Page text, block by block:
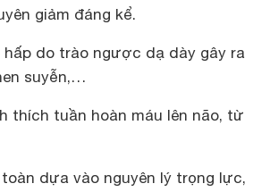
giảm đáng kể.
do trào ngược dạ dày gây ra
suyễn,…
thích tuần hoàn máu lên não, từ
dựa vào nguyên lý trọng lực,